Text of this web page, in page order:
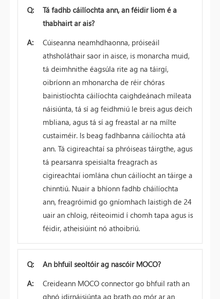
Q:
Tá fadhb cáilíochta ann, an féidir liom é a
thabhairt ar ais?
A:
Cúiseanna neamhdhaonna, próiseáil
athsholáthair saor in aisce, is monarcha muid,
tá deimhnithe éagsúla rite ag na táirgí,
oibríonn an mhonarcha de réir chóras
bainistíochta cáilíochta caighdeánach míleata
náisiúnta, tá sí ag feidhmiú le breis agus deich
mbliana, agus tá sí ag freastal ar na mílte
custaiméir. Is beag fadhbanna cáilíochta atá
ann. Tá cigireachtaí sa phróiseas táirgthe, agus
tá pearsanra speisialta freagrach as
cigireachtaí iomlána chun cáilíocht an táirge a
chinntiú. Nuair a bhíonn fadhb cháilíochta
ann, freagróimid go gníomhach laistigh de 24
uair an chloig, réiteoimid í chomh tapa agus is
féidir, atheisiúint nó athoibriú.
Q:
An bhfuil seoltóir ag nascóir MOCO?
A:
Creideann MOCO connector go bhfuil rath an
ghnó idirnáisiúnta ag brath go mór ar an